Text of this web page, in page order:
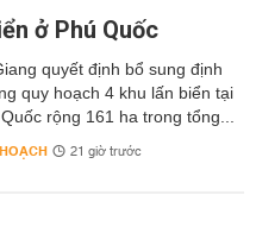
ở Phú Quốc
quyết định bổ sung định
quy hoạch 4 khu lấn biển tại
rộng 161 ha trong tổng...
21 giờ trước